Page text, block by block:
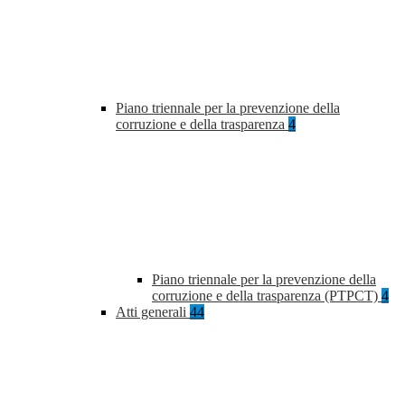
Piano triennale per la prevenzione della
corruzione e della trasparenza 4
Piano triennale per la prevenzione della
corruzione e della trasparenza (PTPCT) 4
Atti generali 44